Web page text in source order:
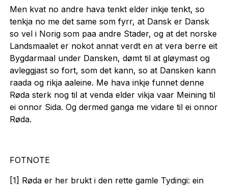
Men kvat no andre hava tenkt elder inkje tenkt, so
tenkja no me det same som fyrr, at Dansk er Dansk
so vel i Norig som paa andre Stader, og at det norske
Landsmaalet er nokot annat verdt en at vera berre eit
Bygdarmaal under Dansken, dømt til at gløymast og
avleggjast so fort, som det kann, so at Dansken kann
raada og rikja aaleine. Me hava inkje funnet denne
Røda sterk nog til at venda elder vikja vaar Meining til
ei onnor Sida. Og dermed ganga me vidare til ei onnor
Røda.
FOTNOTE
[1] Røda er her brukt i den rette gamle Tydingi: ein